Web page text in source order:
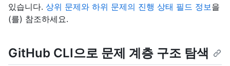
있습니다. 상위 문제와 하위 문제의 진행 상태 필드 정보 을
(를) 참조하세요.
GitHub CLI으로 문제 계층 구조 탐색